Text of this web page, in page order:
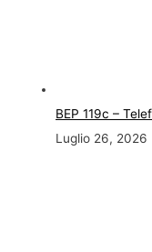
BEP 119c –
Luglio 26, 2026